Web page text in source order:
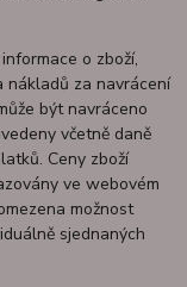
o zboží,
nákladů za navrácení
být navráceno
včetně daně
Ceny zboží
ve webovém
možnost
sjednaných